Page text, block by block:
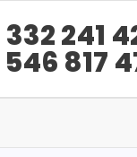
332 241
817